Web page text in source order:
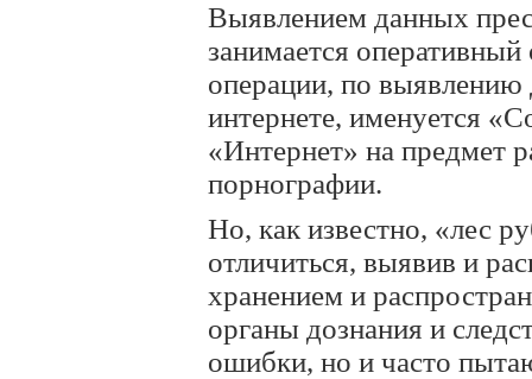
Выявлением данных
занимается
операции, по выявлению
интернете, именуется
«Интернет» на предмет
порнографии.
Но, как известно, «лес
отличиться, выявив и
хранением и
органы дознания и
ошибки, но и часто